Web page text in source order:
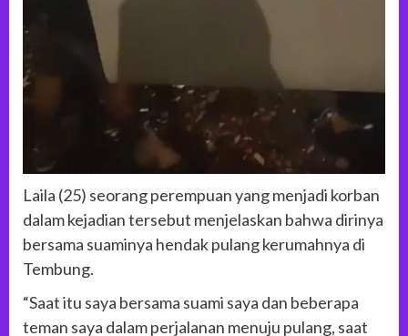
Laila (25) seorang perempuan yang menjadi korban
dalam kejadian tersebut menjelaskan bahwa dirinya
bersama suaminya hendak pulang kerumahnya di
Tembung.
“Saat itu saya bersama suami saya dan beberapa
teman saya dalam perjalanan menuju pulang, saat